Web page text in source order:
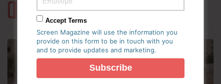
Περισσότερα
Accept Terms
Screen Magazine will use the information you
provide on this form to be in touch with you
and to provide updates and marketing.